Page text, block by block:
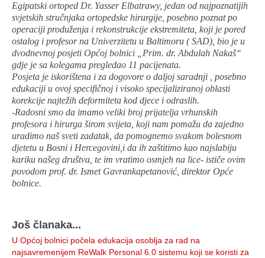
Egipatski ortoped Dr. Yasser Elbatrawy, jedan od najpoznatijih
svjetskih stručnjaka ortopedske hirurgije, posebno poznat po
operaciji produženja i rekonstrukcije ekstremiteta, koji je pored
ostalog i profesor na Univerzitetu u Baltimoru ( SAD), bio je u
dvodnevnoj posjeti Općoj bolnici „Prim. dr. Abdulah Nakaš“
gdje je sa kolegama pregledao 11 pacijenata.
Posjeta je iskorištena i za dogovore o daljoj saradnji , posebno
edukaciji u ovoj specifičnoj i visoko specijaliziranoj oblasti
korekcije najtežih deformiteta kod djece i odraslih.
-Radosni smo da imamo veliki broj prijatelja vrhunskih
profesora i hirurga širom svijeta, koji nam pomažu da zajedno
uradimo naš sveti zadatak, da pomognemo svakom bolesnom
djetetu u Bosni i Hercegovini,i da ih zaštitimo kao najslabiju
kariku našeg društva, te im vratimo osmjeh na lice- ističe ovim
povodom prof. dr. Ismet Gavrankapetanović, direktor Opće
bolnice.
Još članaka...
U Općoj bolnici počela edukacija osoblja za rad na
najsavremenijem ReWalk Personal 6.0 sistemu koji se koristi za